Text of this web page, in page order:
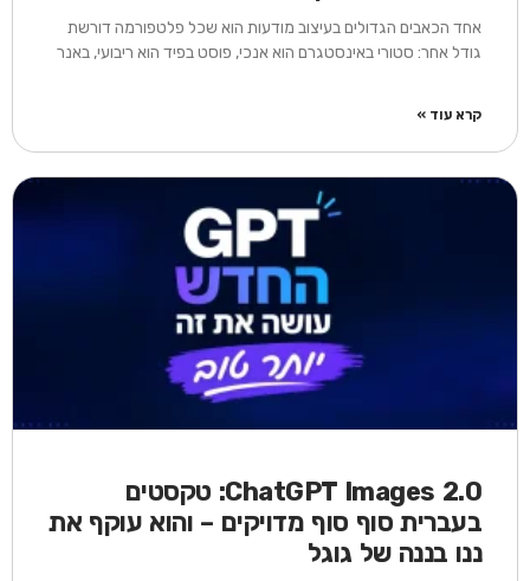
אחד הכאבים הגדולים בעיצוב מודעות הוא שכל פלטפורמה דורשת
גודל אחר: סטורי באינסטגרם הוא אנכי, פוסט בפיד הוא ריבועי, באנר
קרא עוד »
ChatGPT Images 2.0: טקסטים
בעברית סוף סוף מדויקים – והוא עוקף את
ננו בננה של גוגל